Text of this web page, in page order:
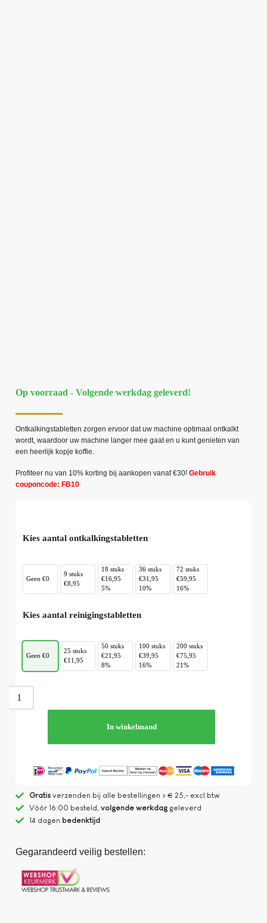
Op voorraad - Volgende werkdag geleverd!
Ontkalkingstabletten zorgen ervoor dat uw machine optimaal ontkalkt
wordt, waardoor uw machine langer mee gaat en u kunt genieten van
een heerlijk kopje koffie.
Profiteer nu van 10% korting bij aankopen vanaf €30! Gebruik
couponcode: FB10
Kies aantal ontkalkingstabletten
Geen €0
9 stuks
€8,95
18 stuks
€16,95
5%
36 stuks
€31,95
10%
72 stuks
€59,95
16%
Kies aantal reinigingstabletten
Geen €0
25 stuks
€11,95
50 stuks
€21,95
8%
100 stuks
€39,95
16%
200 stuks
€75,95
21%
In winkelmand
Gratisverzenden bij alle bestellingen > € 25,- excl btw
Vòòr 16:00 besteld, volgende werkdaggeleverd
14 dagen bedenktijd
Gegarandeerd veilig bestellen: